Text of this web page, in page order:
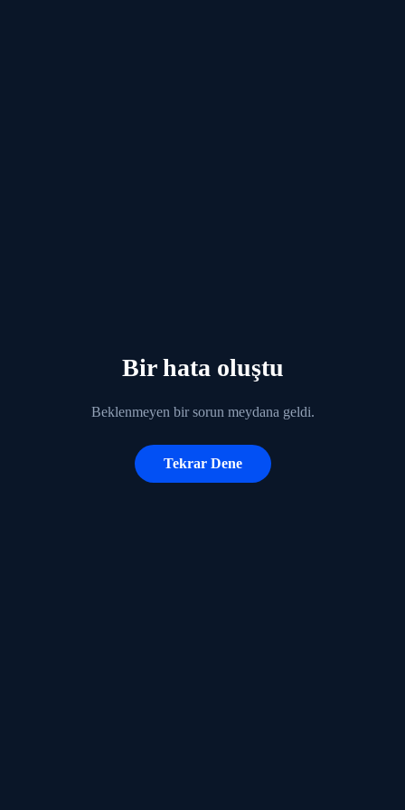
Bir hata oluştu
Beklenmeyen bir sorun meydana geldi.
Tekrar Dene